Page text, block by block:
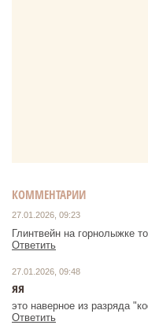
КОММЕНТАРИИ
27.01.2026, 09:23
Ответить
27.01.2026, 09:48
яя
это наверное из разряда
Ответить